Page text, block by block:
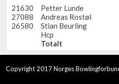
21630 Petter Lunde
27088
Andreas Rostøl
26580
Stian Beurling
Hcp
Totalt
Copyright 2017 Norges